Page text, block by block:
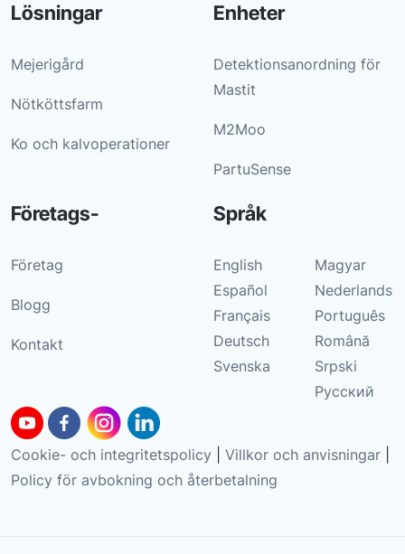
Lösningar
Mejerigård
Nötköttsfarm
Ko och kalvoperationer
Enheter
Detektionsanordning för
Mastit
M2Moo
PartuSense
Företags-
Företag
Blogg
Kontakt
Språk
English
Español
Français
Deutsch
Svenska
Magyar
Nederlands
Português
Română
Srpski
Русский
Cookie- och integritetspolicy Villkor och anvisningar
Policy för avbokning och återbetalning